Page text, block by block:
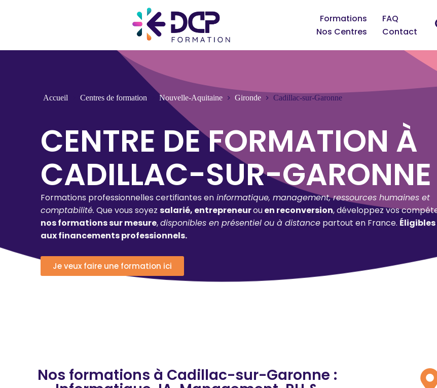
Formations
FAQ
Nos Centres
Contact
Accueil Centres de formation Nouvelle-Aquitaine Gironde Cadillac-sur-Garonne
CENTRE DE FORMATION À
CADILLAC-SUR-GARONNE
Formations professionnelles certifiantes en informatique, management, ressources humaines et
comptabilité. Que vous soyez salarié, entrepreneurouen reconversion, développez vos
nos formations sur mesure,disponibles en présentiel ou à distance partout en France. Éligibles
aux financements professionnels.
Je veux faire une formation ici
Nos formations à Cadillac-sur-Garonne :